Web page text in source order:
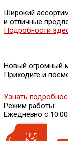
Широкий
и отличные
Подробности
Новый огромный
Приходите и
Узнать
Режим работы:
Ежедневно с